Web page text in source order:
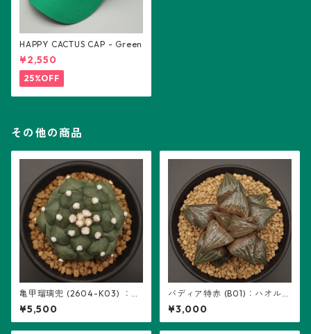
HAPPY CACTUS CAP - Green
¥2,550
25%OFF
その他の商品
亀甲瑠璃兜 (2604-K03) ：ア
ストロフィツム属 ※実生
¥5,500
バディア特赤 (B01)：ハオルチ
ア属 ※実生
¥3,000